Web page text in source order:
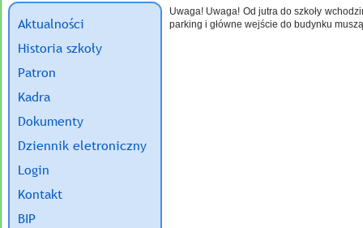
Aktualności
Historia szkoły
Patron
Kadra
Dokumenty
Dziennik eletroniczny
Login
Kontakt
BIP
Uwaga! Uwaga! Od jutra do szkoły
parking i główne wejście do budynku